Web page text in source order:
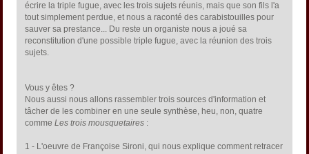
écrire la triple fugue, avec les trois sujets réunis, mais que son fils l'a
tout simplement perdue, et nous a raconté des carabistouilles pour
sauver sa prestance... Du reste un organiste nous a joué sa
reconstitution d'une possible triple fugue, avec la réunion des trois
sujets.
Vous y êtes ?
Nous aussi nous allons rassembler trois sources d'information et
tâcher de les combiner en une seule synthèse, heu, non, quatre
commeLes trois mousquetaires :
1 - L'oeuvre de Françoise Sironi, qui nous explique comment retracer